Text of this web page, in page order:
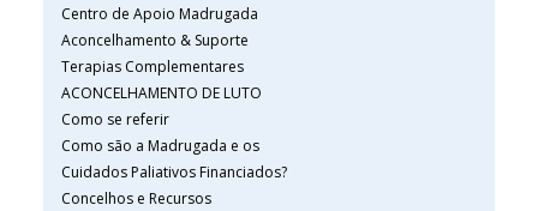
Centro de Apoio Madrugada
Aconcelhamento & Suporte
Terapias Complementares
ACONCELHAMENTO DE LUTO
Como se referir
Como são a Madrugada e os
Cuidados Paliativos Financiados?
Concelhos e Recursos